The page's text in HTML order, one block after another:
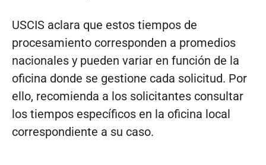
USCIS aclara que estos tiempos de
procesamiento corresponden a promedios
nacionales y pueden variar en función de la
oficina donde se gestione cada solicitud. Por
ello, recomienda a los solicitantes consultar
los tiempos específicos en la oficina local
correspondiente a su caso.